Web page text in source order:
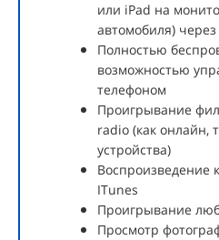
или iPad на
автомобиля)
Полностью
возможностью
телефоном
Проигрывание
radio (как онлайн,
устройства)
Воспроизведение
ITunes
Проигрывание
Просмотр